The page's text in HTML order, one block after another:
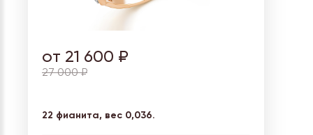
от 21 600 ₽
27 000 ₽
22 фианита, вес 0,036.